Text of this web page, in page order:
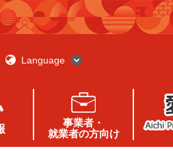
Language
事業者・
就業者の方向け